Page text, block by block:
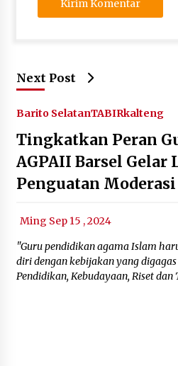
Next Post
Barito SelatanTABIRkalteng
Tingkatkan Peran
AGPAII Barsel Gelar
Penguatan
Ming Sep 15 , 2024
"Guru pendidikan agama Islam
diri dengan kebijakan yang
Pendidikan, Kebudayaan, Riset dan